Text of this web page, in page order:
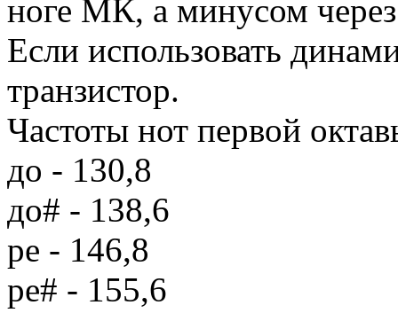
ноге МК, а минусом
Если использовать
транзистор.
Частоты нот первой
до - 130,8
до# - 138,6
ре - 146,8
ре# - 155,6